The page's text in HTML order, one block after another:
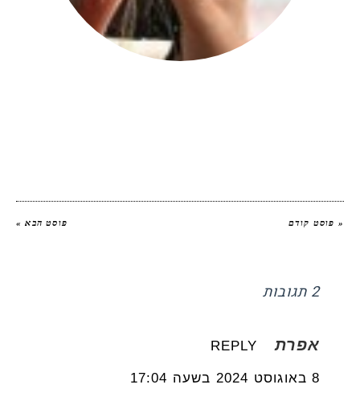
« פוסט קודם פוסט הבא »
2 תגובות
אפרת REPLY
8 באוגוסט 2024 בשעה 17:04